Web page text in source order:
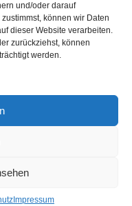
und/oder darauf
können wir Daten
dieser Website verarbeiten.
zurückziehst, können
werden.
Impressum
Klimakassette